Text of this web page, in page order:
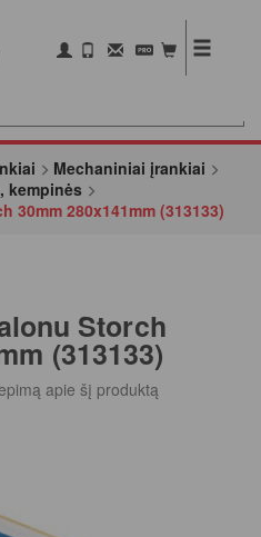
Mechaniniai įrankiai
kempinės
30mm 280x141mm (313133)
Storch
(313133)
apie šį produktą